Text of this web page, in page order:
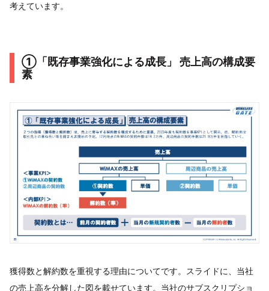
考えています。
①「既存事業強化による成長」 売上高の構成要
素
獲得数と解約数を重視する理由についてです。スライドに、当社
の売上高を分解した図を載せています。当社のサブスクリプショ